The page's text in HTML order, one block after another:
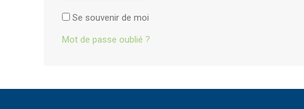
Se souvenir de moi
Mot de passe oublié ?